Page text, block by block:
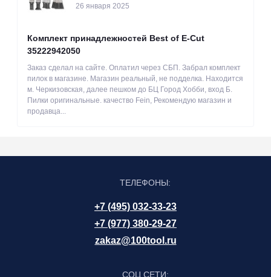
26 января 2025
Комплект принадлежностей Best of E-Cut
35222942050
Заказ сделал на сайте. Оплатил через СБП. Забрал комплект
пилок в магазине. Магазин реальный, не подделка. Находится
м. Черкизовская, далее пешком до БЦ Город Хобби, вход Б.
Пилки оригинальные. качество Fein, Рекомендую магазин и
продавца...
ТЕЛЕФОНЫ:
+7 (495) 032-33-23
+7 (977) 380-29-27
zakaz@100tool.ru
СОЦ СЕТИ: